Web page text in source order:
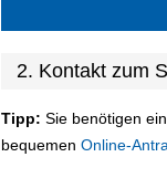
2. Kontakt zum
Tipp: Sie benötigen
bequemen Online-